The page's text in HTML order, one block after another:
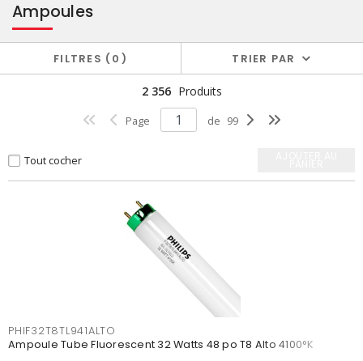
Ampoules
FILTRES 0 TRIER PAR
2 356 Produits
Page de 99
Tout cocher
PHIF32T8TL941ALTO
Ampoule Tube Fluorescent 32 Watts 48 po T8 Alto 4100°K